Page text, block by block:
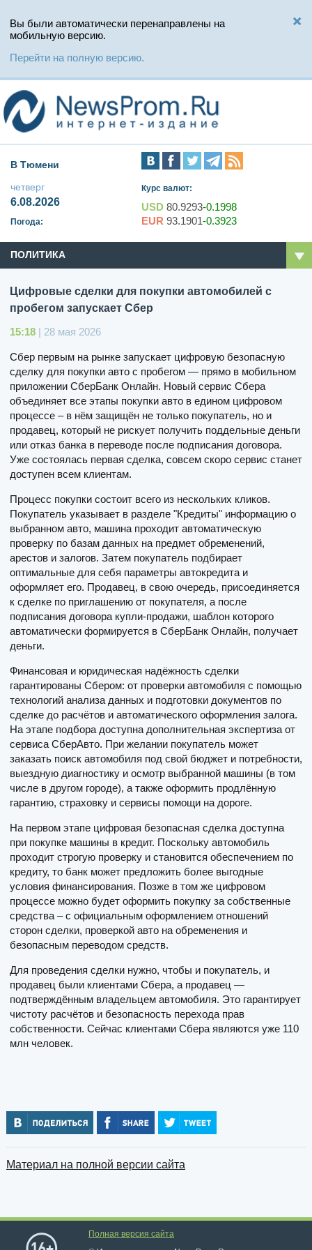
Вы были автоматически перенаправлены на
мобильную версию.
Перейти на полную версию.
В Тюмени
четверг
6.08.2026
Погода:
Курс валют:
USD 80.9293-0.1998
EUR 93.1901-0.3923
ПОЛИТИКА
Цифровые сделки для покупки автомобилей с
пробегом запускает Сбер
15:18 | 28 мая 2026
Сбер первым на рынке запускает цифровую безопасную
сделку для покупки авто с пробегом — прямо в мобильном
приложении СберБанк Онлайн. Новый сервис Сбера
объединяет все этапы покупки авто в едином цифровом
процессе – в нём защищён не только покупатель, но и
продавец, который не рискует получить поддельные деньги
или отказ банка в переводе после подписания договора.
Уже состоялась первая сделка, совсем скоро сервис станет
доступен всем клиентам.
Процесс покупки состоит всего из нескольких кликов.
Покупатель указывает в разделе "Кредиты" информацию о
выбранном авто, машина проходит автоматическую
проверку по базам данных на предмет обременений,
арестов и залогов. Затем покупатель подбирает
оптимальные для себя параметры автокредита и
оформляет его. Продавец, в свою очередь, присоединяется
к сделке по приглашению от покупателя, а после
подписания договора купли-продажи, шаблон которого
автоматически формируется в СберБанк Онлайн, получает
деньги.
Финансовая и юридическая надёжность сделки
гарантированы Сбером: от проверки автомобиля с помощью
технологий анализа данных и подготовки документов по
сделке до расчётов и автоматического оформления залога.
На этапе подбора доступна дополнительная экспертиза от
сервиса СберАвто. При желании покупатель может
заказать поиск автомобиля под свой бюджет и потребности,
выездную диагностику и осмотр выбранной машины (в том
числе в другом городе), а также оформить продлённую
гарантию, страховку и сервисы помощи на дороге.
На первом этапе цифровая безопасная сделка доступна
при покупке машины в кредит. Поскольку автомобиль
проходит строгую проверку и становится обеспечением по
кредиту, то банк может предложить более выгодные
условия финансирования. Позже в том же цифровом
процессе можно будет оформить покупку за собственные
средства – с официальным оформлением отношений
сторон сделки, проверкой авто на обременения и
безопасным переводом средств.
Для проведения сделки нужно, чтобы и покупатель, и
продавец были клиентами Сбера, а продавец —
подтверждённым владельцем автомобиля. Это гарантирует
чистоту расчётов и безопасность перехода прав
собственности. Сейчас клиентами Сбера являются уже 110
млн человек.
Материал на полной версии сайта
Полная версия сайта